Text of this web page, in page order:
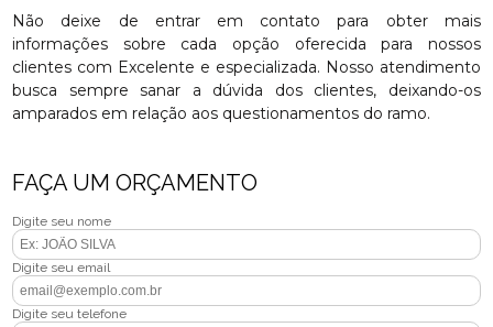
Não deixe de entrar em contato para obter mais
informações sobre cada opção oferecida para nossos
clientes com Excelente e especializada. Nosso atendimento
busca sempre sanar a dúvida dos clientes, deixando-os
amparados em relação aos questionamentos do ramo.
FAÇA UM ORÇAMENTO
Digite seu nome
Digite seu email
Digite seu telefone